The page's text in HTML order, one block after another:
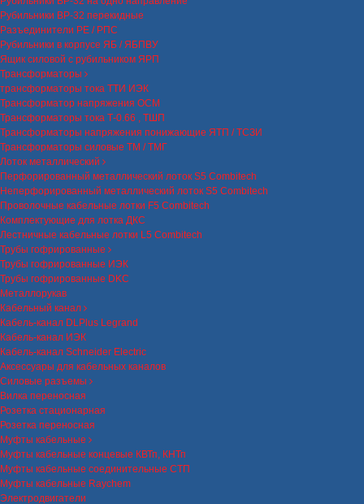
Рубильники ВР-32 перекидные
Разъединители РЕ / РПС
Рубильники в корпусе ЯБ / ЯБПВУ
Ящик силовой с рубильником ЯРП
Трансформаторы
трансформаторы тока ТТИ ИЭК
Трансформатор напряжения ОСМ
Трансформаторы тока Т-0.66 , ТШП
Трансформаторы напряжения понижающие ЯТП / ТСЗИ
Трансформаторы силовые ТМ / ТМГ
Лоток металлический
Перфорированный металлический лоток S5 Combitech
Неперфорированный металлический лоток S5 Combitech
Проволочные кабельные лотки F5 Combitech
Комплектующие для лотка ДКС
Лестничные кабельные лотки L5 Combitech
Трубы гофрированные
Трубы гофрированные ИЭК
Трубы гофрированные DKC
Металлорукав
Кабельный канал
Кабель-канал DLPlus Legrand
Кабель-канал ИЭК
Кабель-канал Schneider Electric
Аксессуары для кабельных каналов
Силовые разъемы
Вилка переносная
Розетка стационарная
Розетка переносная
Муфты кабельные
Муфты кабельные концевые КВТп, КНТп
Муфты кабельные соединительные СТП
Муфты кабельные Raychem
Электродвигатели